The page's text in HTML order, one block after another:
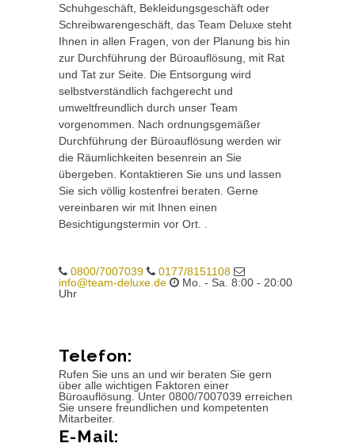
Schuhgeschäft, Bekleidungsgeschäft oder
Schreibwarengeschäft, das Team Deluxe steht
Ihnen in allen Fragen, von der Planung bis hin
zur Durchführung der Büroauflösung, mit Rat
und Tat zur Seite. Die Entsorgung wird
selbstverständlich fachgerecht und
umweltfreundlich durch unser Team
vorgenommen. Nach ordnungsgemäßer
Durchführung der Büroauflösung werden wir
die Räumlichkeiten besenrein an Sie
übergeben. Kontaktieren Sie uns und lassen
Sie sich völlig kostenfrei beraten. Gerne
vereinbaren wir mit Ihnen einen
Besichtigungstermin vor Ort. .
0800/7007039
0177/8151108
info@team-deluxe.de
Mo. - Sa. 8:00 - 20:00
Uhr
Telefon:
Rufen Sie uns an und wir beraten Sie gern
über alle wichtigen Faktoren einer
Büroauflösung. Unter 0800/7007039 erreichen
Sie unsere freundlichen und kompetenten
Mitarbeiter.
E-Mail: